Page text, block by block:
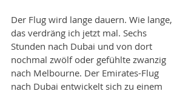
Der Flug wird lange dauern. Wie lange,
das verdräng ich jetzt mal. Sechs
Stunden nach Dubai und von dort
nochmal zwölf oder gefühlte zwanzig
nach Melbourne. Der Emirates-Flug
nach Dubai entwickelt sich zu einem